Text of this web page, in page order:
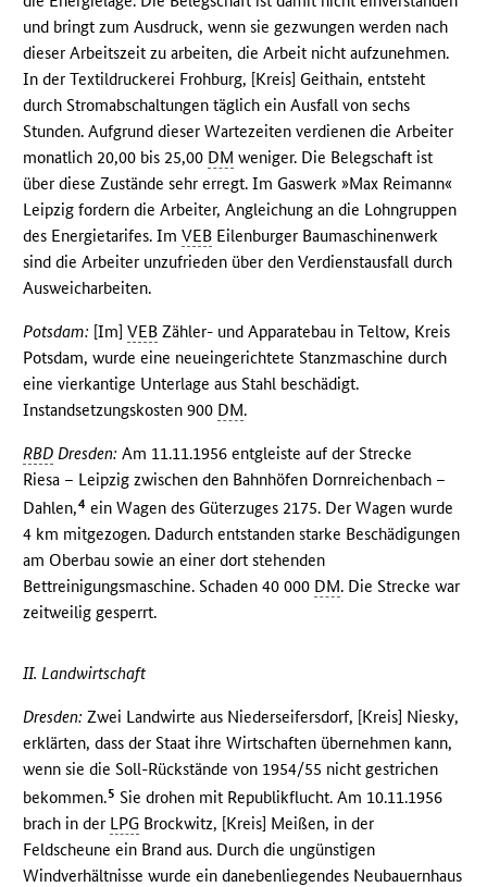
und bringt zum Ausdruck, wenn sie gezwungen werden nach
dieser Arbeitszeit zu arbeiten, die Arbeit nicht aufzunehmen.
In der Textildruckerei Frohburg, [Kreis] Geithain, entsteht
durch Stromabschaltungen täglich ein Ausfall von sechs
Stunden. Aufgrund dieser Wartezeiten verdienen die Arbeiter
monatlich 20,00 bis 25,00 DM weniger. Die Belegschaft ist
über diese Zustände sehr erregt. Im Gaswerk »Max Reimann«
Leipzig fordern die Arbeiter, Angleichung an die Lohngruppen
des Energietarifes. ImVEB Eilenburger Baumaschinenwerk
sind die Arbeiter unzufrieden über den Verdienstausfall durch
Ausweicharbeiten.
Potsdam: [Im]VEB Zähler- und Apparatebau in Teltow, Kreis
Potsdam, wurde eine neueingerichtete Stanzmaschine durch
eine vierkantige Unterlage aus Stahl beschädigt.
Instandsetzungskosten 900 DM.
RBD Dresden: Am 11.11.1956 entgleiste auf der Strecke
Riesa – Leipzig zwischen den Bahnhöfen Dornreichenbach –
Dahlen,4 ein Wagen des Güterzuges 2175. Der Wagen wurde
4 km mitgezogen. Dadurch entstanden starke Beschädigungen
am Oberbau sowie an einer dort stehenden
Bettreinigungsmaschine. Schaden 40 000 DM. Die Strecke war
zeitweilig gesperrt.
II. Landwirtschaft
Dresden: Zwei Landwirte aus Niederseifersdorf, [Kreis] Niesky,
erklärten, dass der Staat ihre Wirtschaften übernehmen kann,
wenn sie die Soll-Rückstände von 1954/55 nicht gestrichen
bekommen.5 Sie drohen mit Republikflucht. Am 10.11.1956
brach in der LPG Brockwitz, [Kreis] Meißen, in der
Feldscheune ein Brand aus. Durch die ungünstigen
Windverhältnisse wurde ein danebenliegendes Neubauernhaus